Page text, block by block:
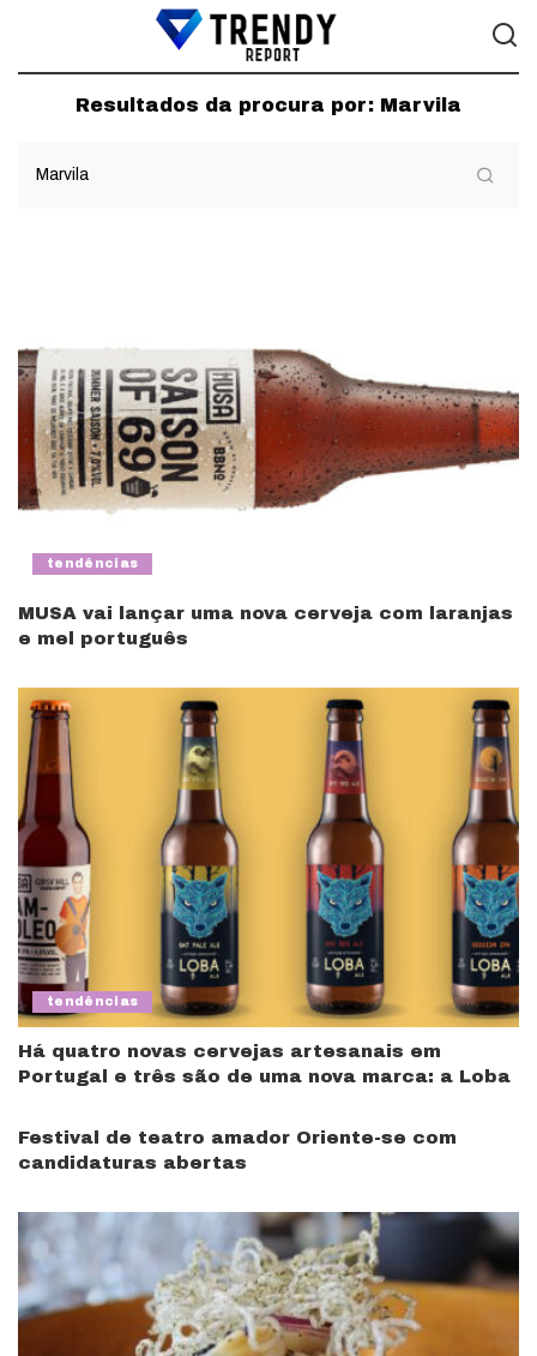
Resultados da procura por: Marvila
tendências
MUSA vai lançar uma nova cerveja com laranjas
e mel português
tendências
Há quatro novas cervejas artesanais em
Portugal e três são de uma nova marca: a Loba
Festival de teatro amador Oriente-se com
candidaturas abertas